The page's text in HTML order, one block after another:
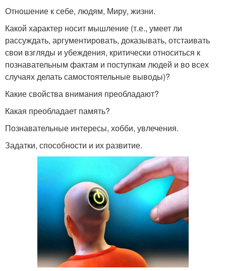
Отношение к себе, людям, Миру, жизни.
Какой характер носит мышление (т.е., умеет ли
рассуждать, аргументировать, доказывать, отстаивать
свои взгляды и убеждения, критически относиться к
познавательным фактам и поступкам людей и во всех
случаях делать самостоятельные выводы)?
Какие свойства внимания преобладают?
Какая преобладает память?
Познавательные интересы, хобби, увлечения.
Задатки, способности и их развитие.